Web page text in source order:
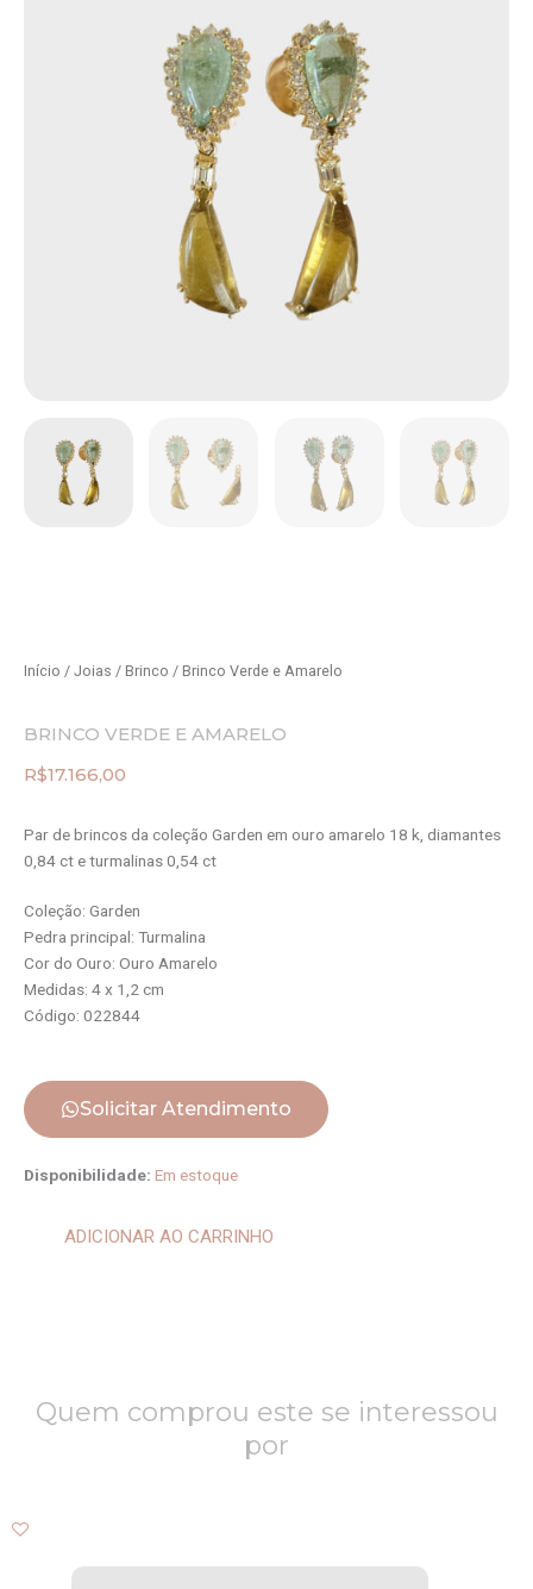
Início / Joias / Brinco / Brinco Verde e Amarelo
BRINCO VERDE E AMARELO
R$17.166,00
Par de brincos da coleção Garden em ouro amarelo 18 k, diamantes
0,84 ct e turmalinas 0,54 ct
Coleção: Garden
Pedra principal: Turmalina
Cor do Ouro: Ouro Amarelo
Medidas: 4 x 1,2 cm
Código: 022844
Solicitar Atendimento
Disponibilidade: Em estoque
Brinco
ADICIONAR AO CARRINHO
Quem comprou este se interessou
por